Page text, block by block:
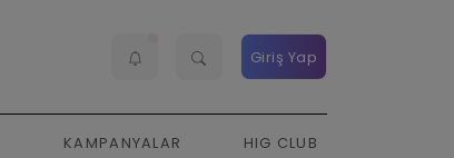
Giriş Yap
KAMPANYALAR HIG CLUB